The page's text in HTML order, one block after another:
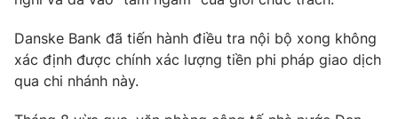
Video Shorts video
VTV Money
Danske Bank đã tiến hành điều tra nội bộ xong không
xác định được chính xác lượng tiền phi pháp giao dịch
qua chi nhánh này.